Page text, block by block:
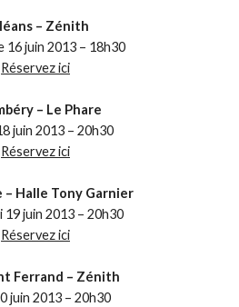
– Zénith
16 juin 2013 – 18h30
Réservez ici
– Le Phare
juin 2013 – 20h30
Réservez ici
– Halle Tony Garnier
juin 2013 – 20h30
Réservez ici
Ferrand – Zénith
juin 2013 – 20h30